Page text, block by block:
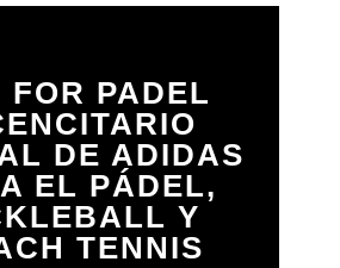
PADEL
DE ADIDAS
EL PÁDEL,
Y
TENNIS